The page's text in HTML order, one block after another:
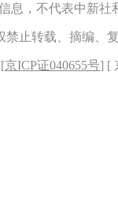
息，不代表中新
禁止转载、摘编、
京ICP证040655号] [